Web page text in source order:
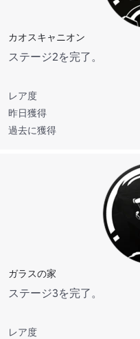
カオスキャニオン
ステージ2を完了。
レア度
昨日獲得
過去に獲得
ガラスの家
ステージ3を完了。
レア度